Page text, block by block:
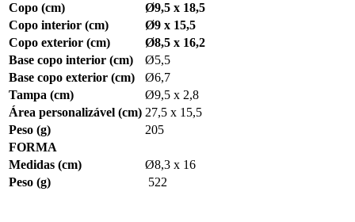
Copo (cm)
Ø9,5 x 18,5
Copo interior (cm)
Ø9 x 15,5
Copo exterior (cm)
Ø8,5 x 16,2
Base copo interior (cm)
Ø5,5
Base copo exterior (cm)
Ø6,7
Tampa (cm)
Ø9,5 x 2,8
Área personalizável (cm) 27,5 x 15,5
Peso (g)
205
FORMA
Medidas (cm)
Ø8,3 x 16
Peso (g)
522